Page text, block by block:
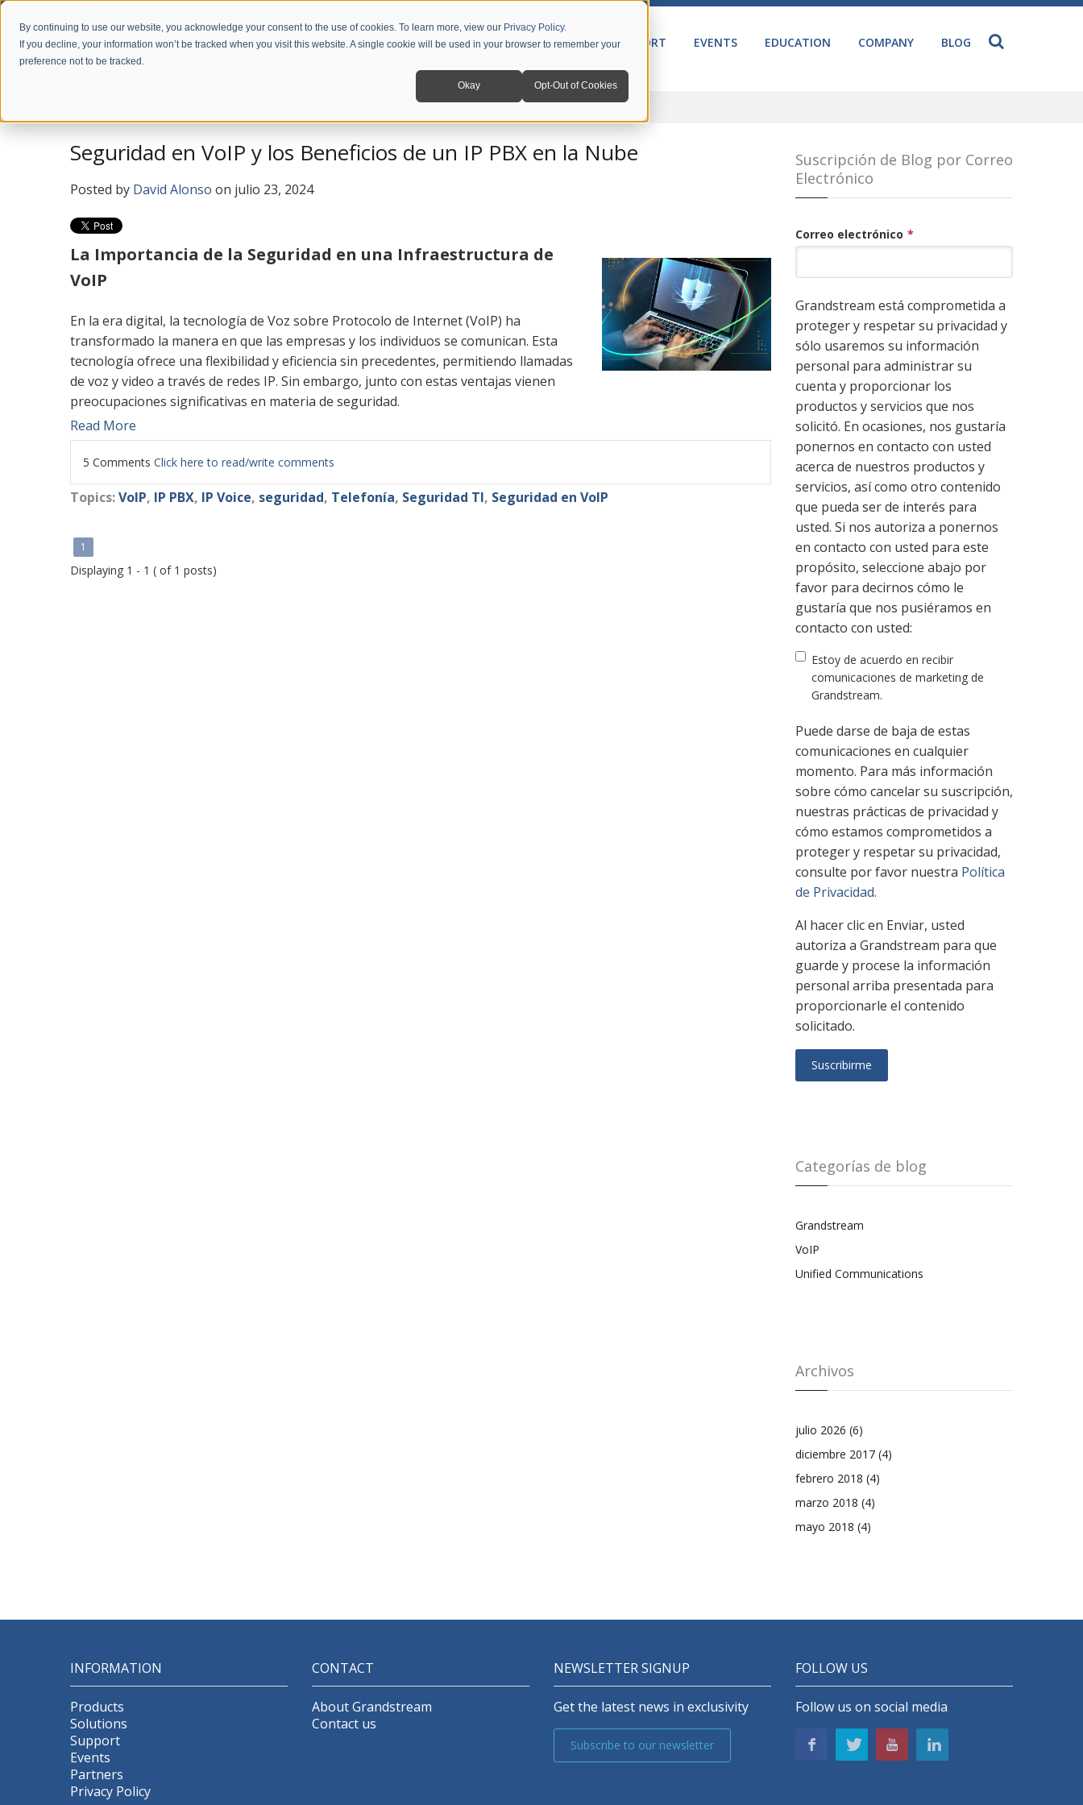
By continuing to use our website, you acknowledge your consent to the use of cookies. To learn more, view our Privacy Policy.
If you decline, your information won’t be tracked when you visit this website. A single cookie will be used in your browser to remember your
preference not to be tracked.
Okay Opt-Out of Cookies
PRODUCTS SOLUTIONS SUPPORT EVENTS EDUCATION COMPANY BLOG
Seguridad en VoIP y los Beneficios de un IP PBX en la Nube
Posted by David Alonso on julio 23, 2024
La Importancia de la Seguridad en una Infraestructura de
VoIP
En la era digital, la tecnología de Voz sobre Protocolo de Internet (VoIP) ha
transformado la manera en que las empresas y los individuos se comunican. Esta
tecnología ofrece una flexibilidad y eficiencia sin precedentes, permitiendo llamadas
de voz y video a través de redes IP. Sin embargo, junto con estas ventajas vienen
preocupaciones significativas en materia de seguridad.
Read More
5 Comments Click here to read/write comments
Topics:VoIP, IP PBX, IP Voice, seguridad, Telefonía, Seguridad TI, Seguridad en VoIP
1
Displaying 1 - 1 ( of 1 posts)
Suscripción de Blog por Correo
Electrónico
Correo electrónico *
Grandstream está comprometida a
proteger y respetar su privacidad y
sólo usaremos su información
personal para administrar su
cuenta y proporcionar los
productos y servicios que nos
solicitó. En ocasiones, nos gustaría
ponernos en contacto con usted
acerca de nuestros productos y
servicios, así como otro contenido
que pueda ser de interés para
usted. Si nos autoriza a ponernos
en contacto con usted para este
propósito, seleccione abajo por
favor para decirnos cómo le
gustaría que nos pusiéramos en
contacto con usted:
Estoy de acuerdo en recibir
comunicaciones de marketing de
Grandstream.
Puede darse de baja de estas
comunicaciones en cualquier
momento. Para más información
sobre cómo cancelar su suscripción,
nuestras prácticas de privacidad y
cómo estamos comprometidos a
proteger y respetar su privacidad,
consulte por favor nuestra Política
de Privacidad.
Al hacer clic en Enviar, usted
autoriza a Grandstream para que
guarde y procese la información
personal arriba presentada para
proporcionarle el contenido
solicitado.
Categorías de blog
Grandstream
VoIP
Unified Communications
Archivos
julio 2026 (6)
diciembre 2017 (4)
febrero 2018 (4)
marzo 2018 (4)
mayo 2018 (4)
INFORMATION
Products
Solutions
Support
Events
Partners
Privacy Policy
CONTACT
About Grandstream
Contact us
NEWSLETTER SIGNUP
Get the latest news in exclusivity
Subscribe to our newsletter
FOLLOW US
Follow us on social media